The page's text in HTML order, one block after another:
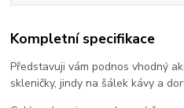
Kompletní specifikace
Představuji vám podnos vhodný
skleničky, jindy na šálek kávy a